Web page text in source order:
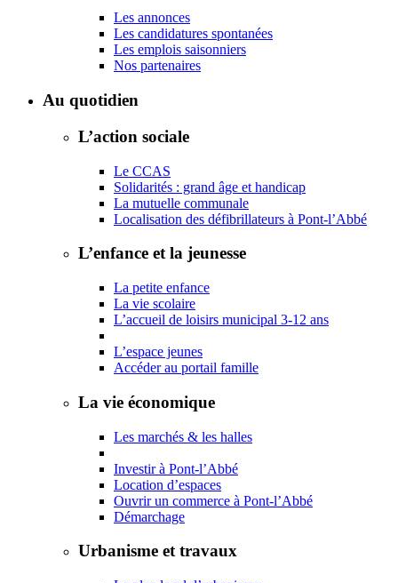
Les annonces
Les candidatures spontanées
Les emplois saisonniers
Nos partenaires
Au quotidien
L’action sociale
Le CCAS
Solidarités : grand âge et handicap
La mutuelle communale
Localisation des défibrillateurs à Pont-l’Abbé
L’enfance et la jeunesse
La petite enfance
La vie scolaire
L’accueil de loisirs municipal 3-12 ans
L’espace jeunes
Accéder au portail famille
La vie économique
Les marchés & les halles
Investir à Pont-l’Abbé
Location d’espaces
Ouvrir un commerce à Pont-l’Abbé
Démarchage
Urbanisme et travaux